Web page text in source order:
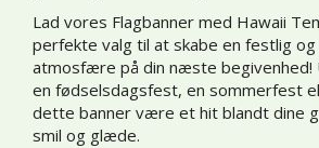
Lad vores Flagbanner med Hawaii
perfekte valg til at skabe en festlig
atmosfære på din næste begivenhed!
en fødselsdagsfest, en sommerfest
dette banner være et hit blandt dine
smil og glæde.